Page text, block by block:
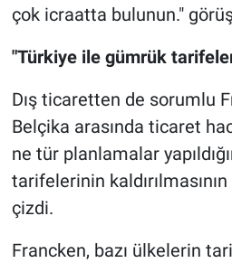
çok icraatta bulunun."
"Türkiye ile gümrük
Dış ticaretten de sorumlu
Belçika arasında ticaret
ne tür planlamalar
tarifelerinin
çizdi.
Francken, bazı ülkelerin